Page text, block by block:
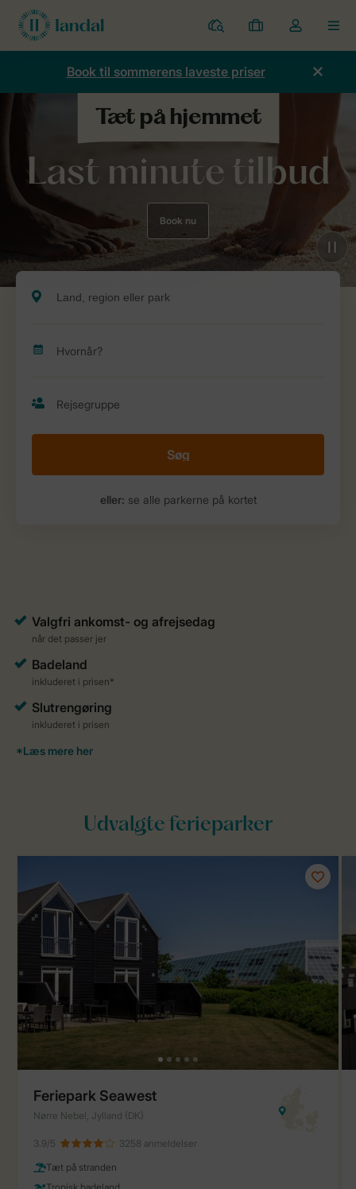
Parker
Mine
bookinger
Toggle
the
Book til sommerens laveste priser
Last minute tilbud
Book nu
Søg
eller: se alle parkerne på kortet